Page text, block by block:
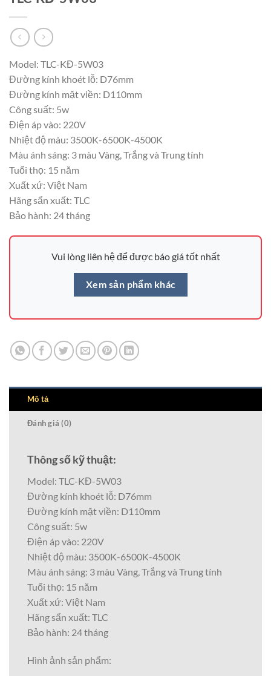
Model: TLC-KĐ-5W03
Đường kính khoét lỗ: D76mm
Đường kính mặt viền: D110mm
Công suất: 5w
Điện áp vào: 220V
Nhiệt độ màu: 3500K-6500K-4500K
Màu ánh sáng: 3 màu Vàng, Trắng và Trung tính
Tuổi thọ: 15 năm
Xuất xứ: Việt Nam
Hãng sẩn xuất: TLC
Bảo hành: 24 tháng
Vui lòng liên hệ để được báo giá tốt nhất
Xem sản phẩm khác
Mô tả
Đánh giá (0)
Thông số kỹ thuật:
Model: TLC-KĐ-5W03
Đường kính khoét lỗ: D76mm
Đường kính mặt viền: D110mm
Công suất: 5w
Điện áp vào: 220V
Nhiệt độ màu: 3500K-6500K-4500K
Màu ánh sáng: 3 màu Vàng, Trắng và Trung tính
Tuổi thọ: 15 năm
Xuất xứ: Việt Nam
Hãng sẩn xuất: TLC
Bảo hành: 24 tháng
Hình ảnh sản phẩm: